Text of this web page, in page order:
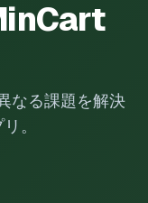
なる課題を解決
。